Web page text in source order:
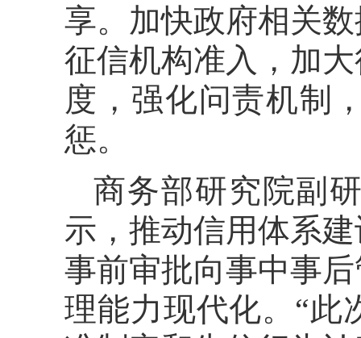
享。加快政府相关
征信机构准入，加
度，强化问责机制
惩。
商务部研究院副
示，推动信用体系
事前审批向事中事
理能力现代化。“此